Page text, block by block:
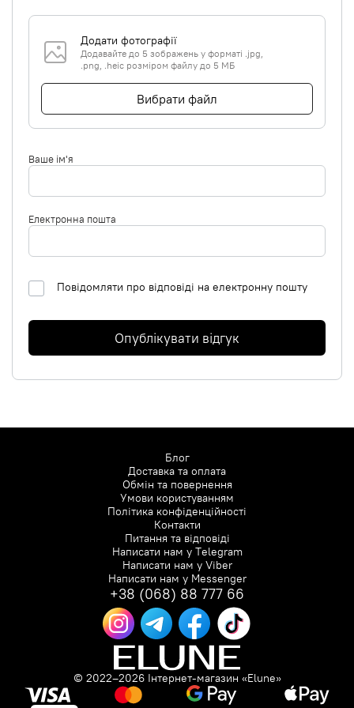
Додати фотографії
Додавайте до 5 зображень у форматі .jpg,
.png, .heic розміром файлу до 5 МБ
Вибрати файл
Ваше ім'я
Електронна пошта
Повідомляти про відповіді на електронну пошту
Опублікувати відгук
© 2022–2026 Інтернет-магазин «Elune»
Блог
Доставка та оплата
Обмін та повернення
Умови користуванням
Політика конфіденційності
Контакти
Питання та відповіді
Написати нам уTelegram
Написати нам уViber
Написати нам уMessenger
+38 (068) 88 777 66